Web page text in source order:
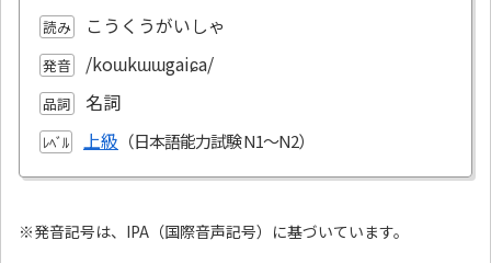
読み こうくうがいしゃ
発音 /koɯkɯɯgaiɕa/
品詞 名詞
ﾚﾍﾞﾙ 上級
※発音記号は、IPA（国際音声記号）に基づいています。